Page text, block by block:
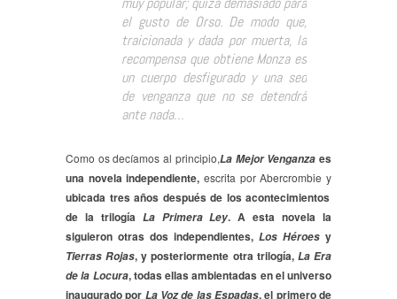
el gusto de Orso. De modo que,
traicionada y dada por muerta, la
recompensa que obtiene Monza es
un cuerpo desfigurado y una sed
de venganza que no se detendrá
ante nada…
Como os decíamos al principio,La Mejor Venganza es
una novela independiente, escrita por Abercrombie y
ubicada tres años después de los acontecimientos
de la trilogía La Primera Ley. A esta novela la
siguieron otras dos independientes, Los Héroes y
Tierras Rojas, y posteriormente otra trilogía, La Era
de la Locura, todas ellas ambientadas en el universo
inaugurado por La Voz de las Espadas, el primero de